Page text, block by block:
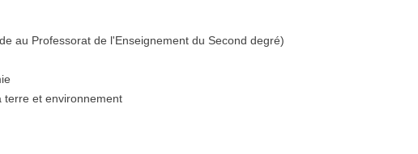
au Professorat de l'Enseignement du Second degré)
terre et environnement